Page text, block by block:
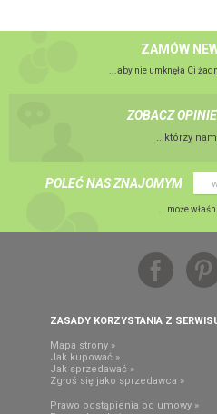
ZAMÓW
...aby nie umknęła Ci
ZOBACZ
...którzy
POLEĆ NAS ZNAJOMYM
...może
ZASADY KORZYSTANIA Z
Mapa strony »
Jak kupować »
Jak sprzedawać »
Zgłoś się jako sprzedawca »
Prawo odstąpienia od umowy »